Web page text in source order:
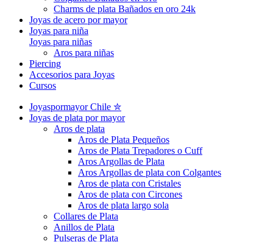
Charms de plata Bañados en oro 24k
Joyas de acero por mayor
Joyas para niña
Joyas para niñas
Aros para niñas
Piercing
Accesorios para Joyas
Cursos
Joyaspormayor Chile ✮
Joyas de plata por mayor
Aros de plata
Aros de Plata Pequeños
Aros de Plata Trepadores o Cuff
Aros Argollas de Plata
Aros Argollas de plata con Colgantes
Aros de plata con Cristales
Aros de plata con Circones
Aros de plata largo sola
Collares de Plata
Anillos de Plata
Pulseras de Plata